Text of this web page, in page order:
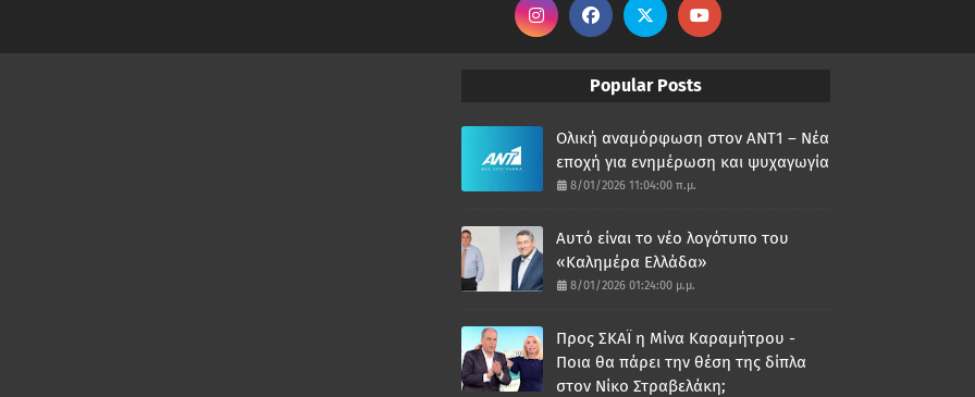
Popular Posts
Ολική αναμόρφωση στον ΑΝΤ1 – Νέα
εποχή για ενημέρωση και ψυχαγωγία
8/01/2026 11:04:00 π.μ.
Αυτό είναι το νέο λογότυπο του
«Καλημέρα Ελλάδα»
8/01/2026 01:24:00 μ.μ.
Προς ΣΚΑΪ η Μίνα Καραμήτρου -
Ποια θα πάρει την θέση της δίπλα
στον Νίκο Στραβελάκη;